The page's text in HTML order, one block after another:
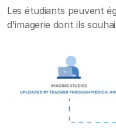
Les étudiants peuvent
d'imagerie dont ils